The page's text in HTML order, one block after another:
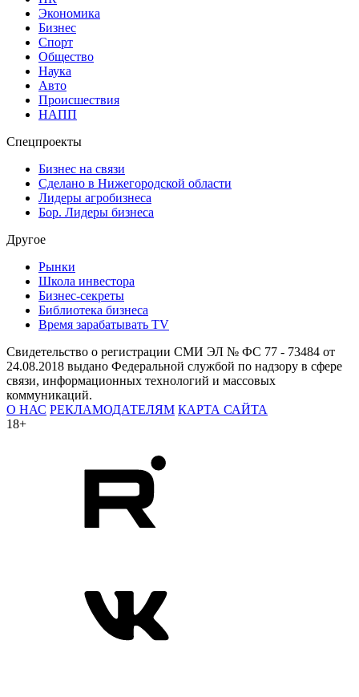
Экономика
Бизнес
Спорт
Общество
Наука
Авто
Происшествия
НАПП
Спецпроекты
Бизнес на связи
Сделано в Нижегородской области
Лидеры агробизнеса
Бор. Лидеры бизнеса
Другое
Рынки
Школа инвестора
Бизнес-секреты
Библиотека бизнеса
Время зарабатывать TV
Свидетельство о регистрации СМИ ЭЛ № ФС 77 - 73484 от
24.08.2018 выдано Федеральной службой по надзору в сфере
связи, информационных технологий и массовых
коммуникаций.
О НАС РЕКЛАМОДАТЕЛЯМ КАРТА САЙТА
18+